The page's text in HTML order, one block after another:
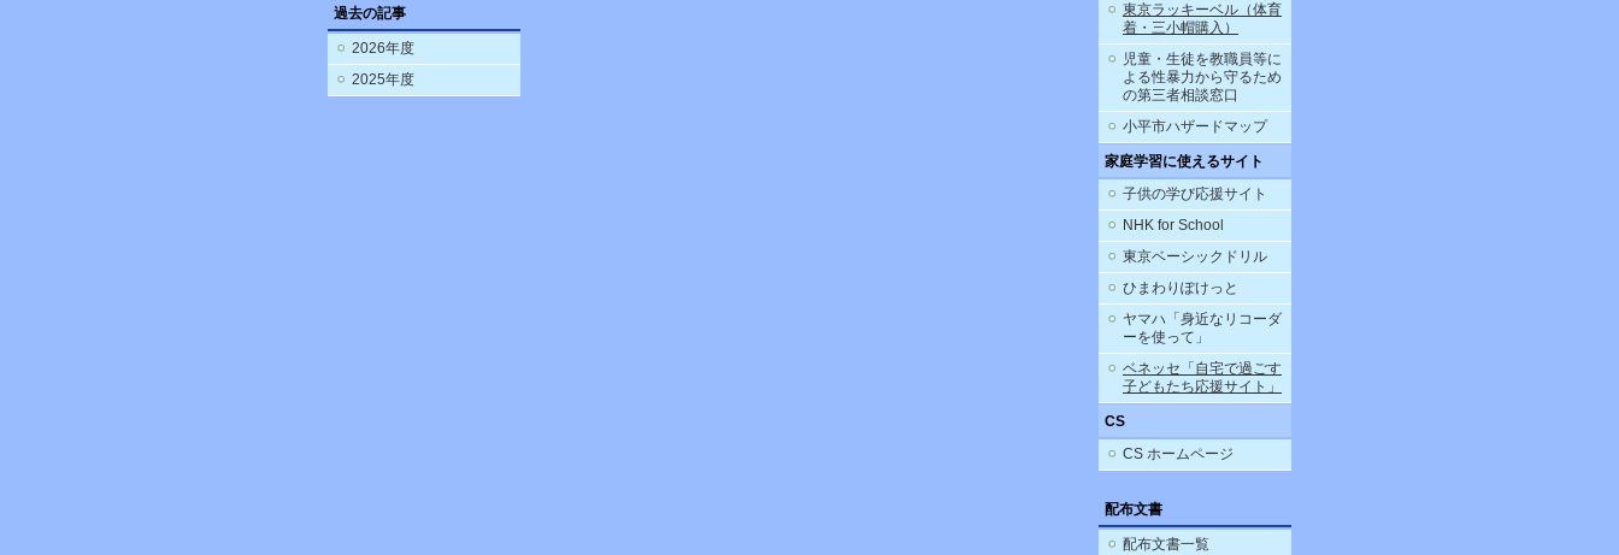
過去の記事
2026年度
2025年度
東京ラッキーベル（体育
着・三小帽購入）
児童・生徒を教職員等に
よる性暴力から守るため
の第三者相談窓口
小平市ハザードマップ
家庭学習に使えるサイト
子供の学び応援サイト
NHK for School
東京ベーシックドリル
ひまわりぽけっと
ヤマハ「身近なリコーダ
ーを使って」
ベネッセ「自宅で過ごす
子どもたち応援サイト」
CS
CS ホームページ
配布文書
配布文書一覧